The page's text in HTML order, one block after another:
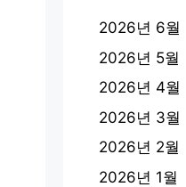
2026년 6월
2026년 5월
2026년 4월
2026년 3월
2026년 2월
2026년 1월